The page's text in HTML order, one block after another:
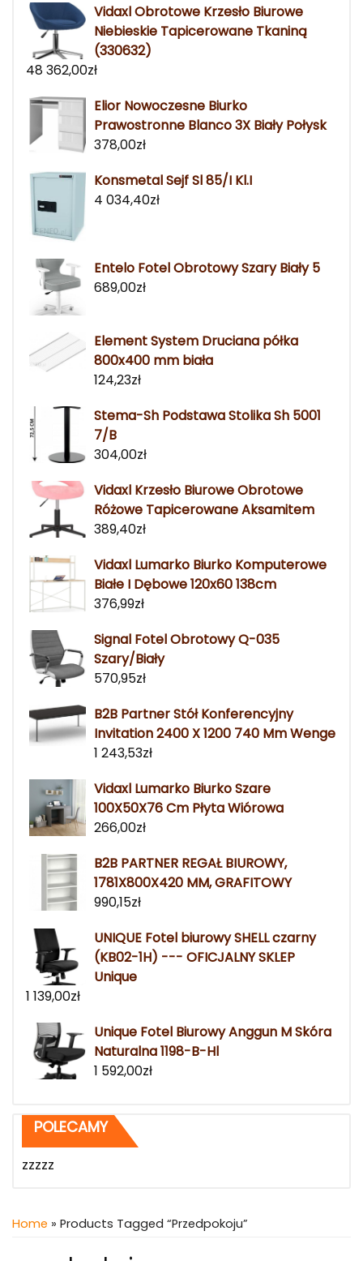
Vidaxl Obrotowe Krzesło Biurowe
Niebieskie Tapicerowane Tkaniną
(330632)
48 362,00zł
Elior Nowoczesne Biurko
Prawostronne Blanco 3X Biały Połysk
378,00zł
Konsmetal Sejf Sl 85/I Kl.I
4 034,40zł
Entelo Fotel Obrotowy Szary Biały 5
689,00zł
Element System Druciana półka
800x400 mm biała
124,23zł
Stema-Sh Podstawa Stolika Sh 5001
7/B
304,00zł
Vidaxl Krzesło Biurowe Obrotowe
Różowe Tapicerowane Aksamitem
389,40zł
Vidaxl Lumarko Biurko Komputerowe
Białe I Dębowe 120x60 138cm
376,99zł
Signal Fotel Obrotowy Q-035
Szary/Biały
570,95zł
B2B Partner Stół Konferencyjny
Invitation 2400 X 1200 740 Mm Wenge
1 243,53zł
Vidaxl Lumarko Biurko Szare
100X50X76 Cm Płyta Wiórowa
266,00zł
B2B PARTNER REGAŁ BIUROWY,
1781X800X420 MM, GRAFITOWY
990,15zł
UNIQUE Fotel biurowy SHELL czarny
(KB02-1H) --- OFICJALNY SKLEP
Unique
1 139,00zł
Unique Fotel Biurowy Anggun M Skóra
Naturalna 1198-B-Hl
1 592,00zł
POLECAMY
zzzzz
Home » Products Tagged “przedpokoju”